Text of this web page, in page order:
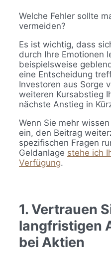
Welche Fehler sollte
vermeiden?
Es ist wichtig, dass
durch Ihre Emotionen
beispielsweise
eine Entscheidung
Investoren aus Sorge
weiteren Kursabstieg
nächste Anstieg in
Wenn Sie mehr
ein, den Beitrag
spezifischen Fragen
Geldanlage stehe ich
Verfügung.
1. Vertrauen
langfristigen
bei Aktien